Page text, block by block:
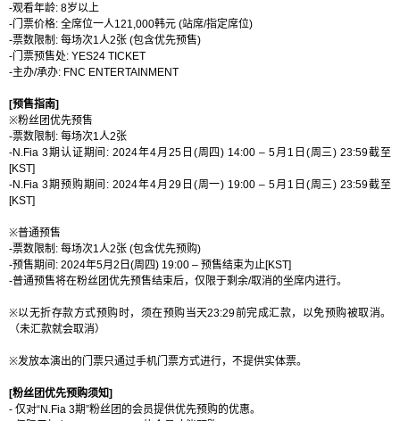
-观看年龄: 8岁以上
-门票价格: 全席位一人121,000韩元 (站席/指定席位)
-票数限制 : 每场次1人2张 (包含优先预售)
-门票预售处: YES24 TICKET
-主办/承办: FNC ENTERTAINMENT
[预售指南]
※粉丝团优先预售
-票数限制 : 每场次1人2张
-N.Fia 3期认证期间 : 2024年4月 25日 (周四) 14:00 – 5月 1 日 (周三) 23:59截至
[KST]
-N.Fia 3期预购期间 : 2024年4月 29日 (周一) 19:00 – 5月 1 日 (周三) 23:59截至
[KST]
※普通预售
-票数限制 : 每场次1人2张 (包含优先预购)
-预售期间 : 2024年5月 2 日 (周四) 19:00 – 预售结束为止[KST]
-普通预售将在粉丝团优先预售结束后，仅限于剩余/取消的坐席内进行。
※以无折存款方式预购时，须在预购当天23:29前完成汇款，以免预购被取消。
（未汇款就会取消）
※发放本演出的门票只通过手机门票方式进行，不提供实体票。
[粉丝团优先预购须知]
- 仅对“N.Fia 3期”粉丝团的会员提供优先预购的优惠。